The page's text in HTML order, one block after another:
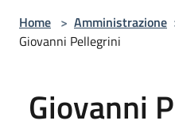
Home > Amministrazione
Giovanni Pellegrini
Giovanni